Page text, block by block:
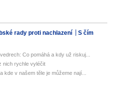
rady proti nachlazení
S čím
Co pomáhá a kdy už riskuj...
nich rychle vyléčit
v našem těle je můžeme nají...